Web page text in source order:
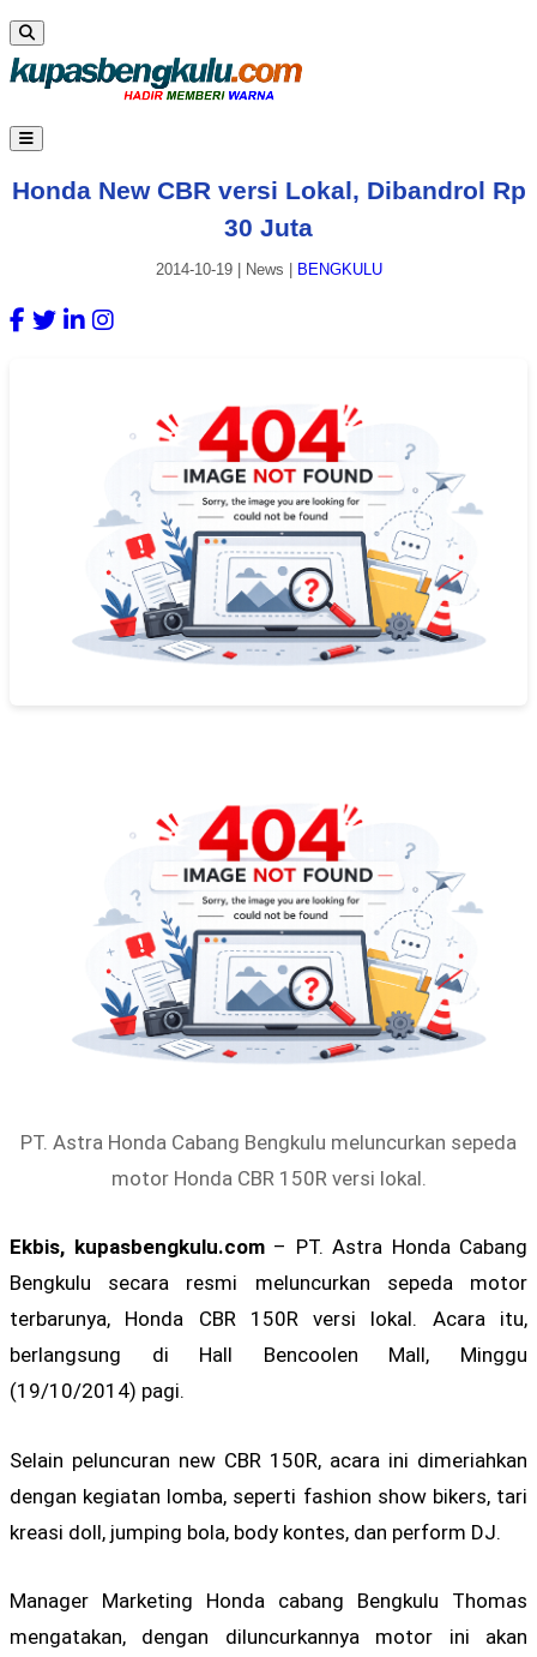
Honda New CBR versi Lokal, Dibandrol Rp
30 Juta
2014-10-19| News BENGKULU
PT. Astra Honda Cabang Bengkulu meluncurkan sepeda
motor Honda CBR 150R versi lokal.
Ekbis, kupasbengkulu.com– PT. Astra Honda Cabang
Bengkulu secara resmi meluncurkan sepeda motor
terbarunya, Honda CBR 150R versi lokal. Acara itu,
berlangsung di Hall Bencoolen Mall, Minggu
(19/10/2014) pagi.
Selain peluncuran new CBR 150R, acara ini dimeriahkan
dengan kegiatan lomba, seperti fashion show bikers, tari
kreasi doll, jumping bola, body kontes, dan perform DJ.
Manager Marketing Honda cabang Bengkulu Thomas
mengatakan, dengan diluncurkannya motor ini akan